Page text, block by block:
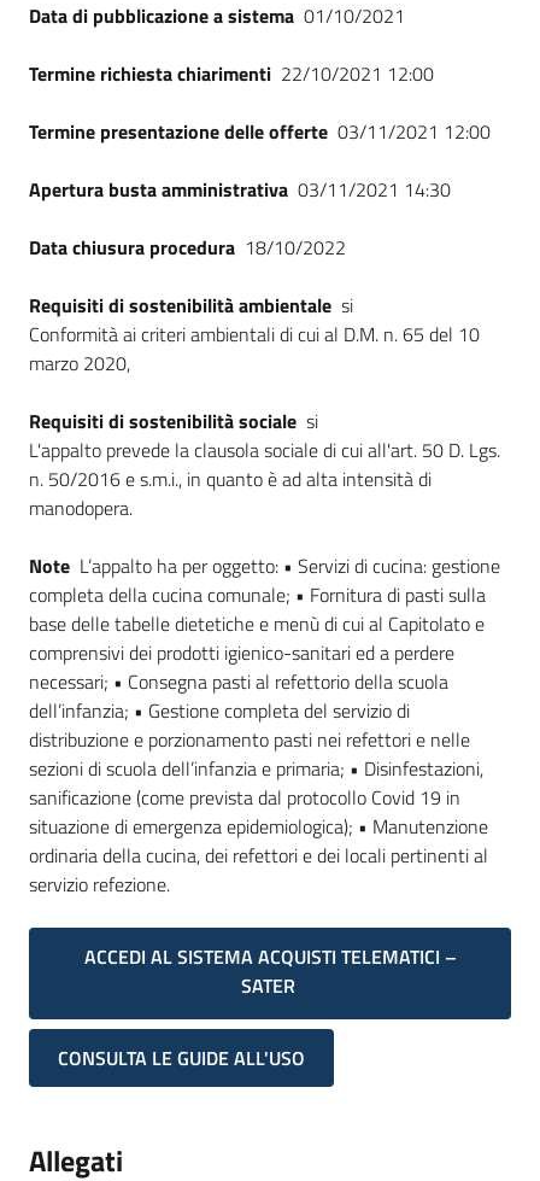
Data di pubblicazione a sistema 01/10/2021
Termine richiesta chiarimenti 22/10/2021 12:00
Termine presentazione delle offerte 03/11/2021 12:00
Apertura busta amministrativa 03/11/2021 14:30
Data chiusura procedura 18/10/2022
Requisiti di sostenibilità ambientale si
Conformità ai criteri ambientali di cui al D.M. n. 65 del 10
marzo 2020,
Requisiti di sostenibilità sociale si
L'appalto prevede la clausola sociale di cui all'art. 50 D. Lgs.
n. 50/2016 e s.m.i., in quanto è ad alta intensità di
manodopera.
Note L’appalto ha per oggetto: • Servizi di cucina: gestione
completa della cucina comunale; • Fornitura di pasti sulla
base delle tabelle dietetiche e menù di cui al Capitolato e
comprensivi dei prodotti igienico-sanitari ed a perdere
necessari; • Consegna pasti al refettorio della scuola
dell’infanzia; • Gestione completa del servizio di
distribuzione e porzionamento pasti nei refettori e nelle
sezioni di scuola dell’infanzia e primaria; • Disinfestazioni,
sanificazione (come prevista dal protocollo Covid 19 in
situazione di emergenza epidemiologica); • Manutenzione
ordinaria della cucina, dei refettori e dei locali pertinenti al
servizio refezione.
ACCEDI AL SISTEMA ACQUISTI TELEMATICI –
SATER
CONSULTA LE GUIDE ALL'USO
Allegati